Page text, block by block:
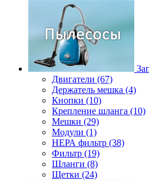
Двигатели (67)
Держатель мешка (4)
Кнопки (10)
Крепление шланга (10)
Мешки (29)
Модули (1)
НЕРА фильтр (38)
Фильтр (19)
Шланги (8)
Щетки (24)